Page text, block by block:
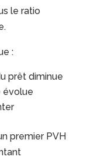
le ratio
:
prêt diminue
évolue
premier PVH